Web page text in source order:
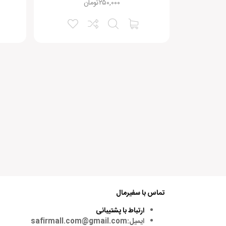
تومان۲۵۰,۰۰۰
تماس با سفیرمال
ارتباط با پشتیبانی
ایمیل:safirmall.com@gmail.com